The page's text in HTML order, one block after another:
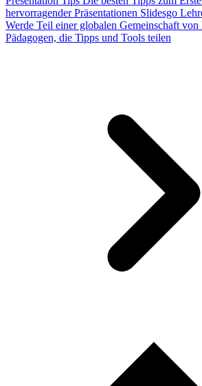
hervorragender Präsentationen Slidesgo
Werde Teil einer globalen Gemeinschaft
Pädagogen, die Tipps und Tools teilen